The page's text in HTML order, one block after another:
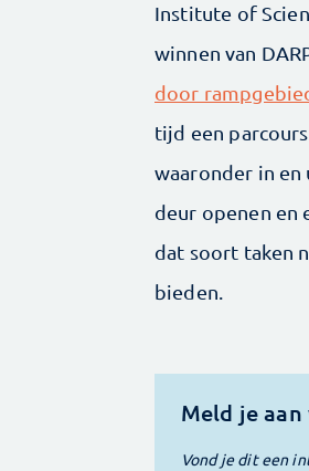
Institute of
winnen van
door
tijd een
waaronder in
deur openen en
dat soort taken
bieden.
Meld je
Vond je dit een